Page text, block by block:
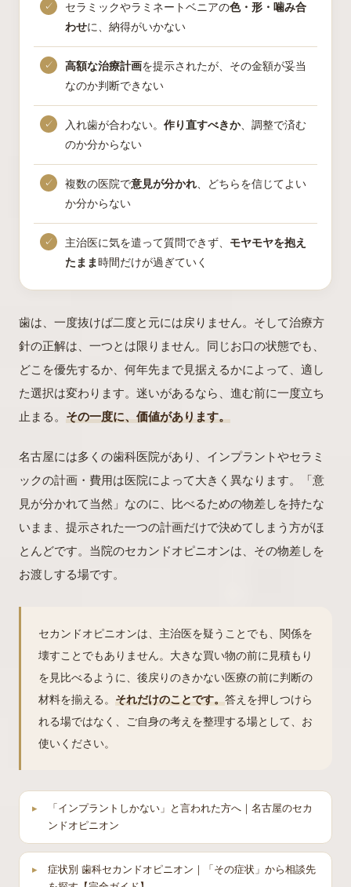
セラミックやラミネートベニアの色・形・噛み合
わせに、納得がいかない
高額な治療計画を提示されたが、その金額が妥当
なのか判断できない
入れ歯が合わない。 作り直すべきか、調整で済む
のか分からない
複数の医院で意見が分かれ 、どちらを信じてよい
か分からない
主治医に気を遣って質問できず、 モヤモヤを抱え
たまま時間だけが過ぎていく
歯は、一度抜けば二度と元には戻りません。そして治療方
針の正解は、一つとは限りません。同じお口の状態でも、
どこを優先するか、何年先まで見据えるかによって、適し
た選択は変わります。迷いがあるなら、進む前に一度立ち
止まる。 その一度に、価値があります。
名古屋には多くの歯科医院があり、インプラントやセラミ
ックの計画・費用は医院によって大きく異なります。「意
見が分かれて当然」なのに、比べるための物差しを持たな
いまま、提示された一つの計画だけで決めてしまう方がほ
とんどです。当院のセカンドオピニオンは、その物差しを
お渡しする場です。
セカンドオピニオンは、主治医を疑うことでも、関係を
壊すことでもありません。大きな買い物の前に見積もり
を見比べるように、後戻りのきかない医療の前に判断の
材料を揃える。 それだけのことです。答えを押しつけら
れる場ではなく、ご自身の考えを整理する場として、お
使いください。
「インプラントしかない」と言われた方へ｜名古屋のセカ
ンドオピニオン
症状別 歯科セカンドオピニオン｜「その症状」から相談先